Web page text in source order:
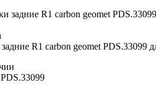
R1 carbon geomet PDS.33099